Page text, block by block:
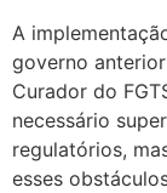
A
governo
Curador do
necessário
regulatórios,
esses